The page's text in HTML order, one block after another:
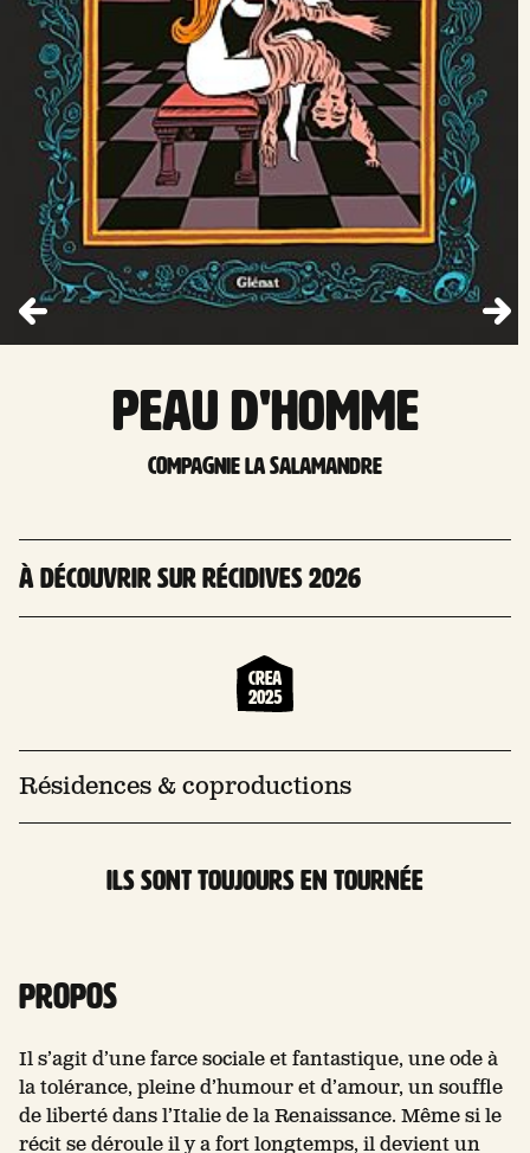
Peau d'homme
compagnie La Salamandre
À découvrir sur RéciDives 2026
Crea
2025
Résidences & coproductions
Ils sont toujours en tournée
PROPOS
Il s’agit d’une farce sociale et fantastique, une ode à
la tolérance, pleine d’humour et d’amour, un souffle
de liberté dans l’Italie de la Renaissance. Même si le
récit se déroule il y a fort longtemps, il devient un